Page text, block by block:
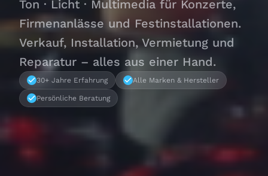
Ton · Licht · Multimedia für Konzerte,
Firmenanlässe und Festinstallationen.
Verkauf, Installation, Vermietung und
Reparatur – alles aus einer Hand.
30+ Jahre Erfahrung Alle Marken & Hersteller
Persönliche Beratung